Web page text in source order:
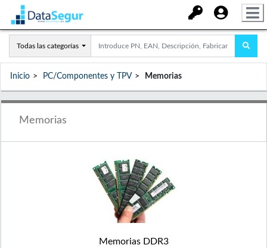
Todas las categorías
Inicio PC/Componentes y TPV Memorias
Memorias
Memorias DDR3